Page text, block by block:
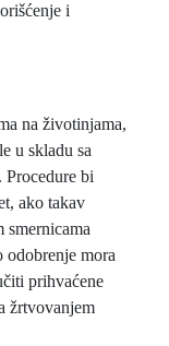
i
na životinjama,
u skladu sa
bi
ako takav
smernicama
mora
prihvaćene
žrtvovanjem